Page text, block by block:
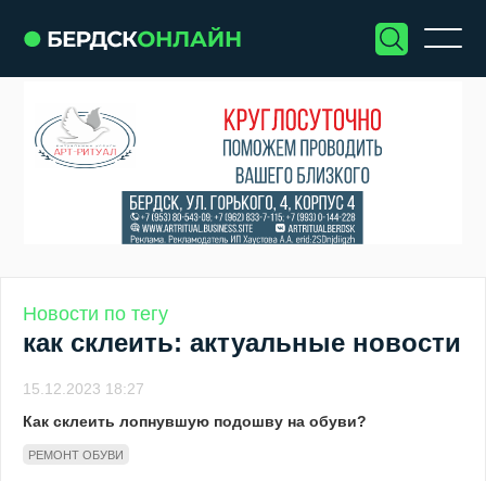
Новости по тегу
как склеить: актуальные новости
15.12.2023 18:27
Как склеить лопнувшую подошву на обуви?
РЕМОНТ ОБУВИ